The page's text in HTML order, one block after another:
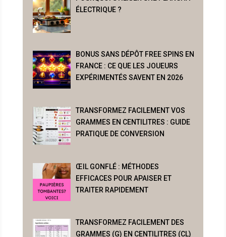
ÉLECTRIQUE ?
BONUS SANS DÉPÔT FREE SPINS EN
FRANCE : CE QUE LES JOUEURS
EXPÉRIMENTÉS SAVENT EN 2026
TRANSFORMEZ FACILEMENT VOS
GRAMMES EN CENTILITRES : GUIDE
PRATIQUE DE CONVERSION
ŒIL GONFLÉ : MÉTHODES
EFFICACES POUR APAISER ET
TRAITER RAPIDEMENT
TRANSFORMEZ FACILEMENT DES
GRAMMES (G) EN CENTILITRES (CL)